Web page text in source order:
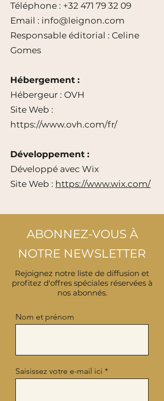
Téléphone : +32 471 79 32 09
Email : info@leignon.com
Responsable éditorial : Celine
Gomes
Hébergement :
Hébergeur : OVH
Site Web :
https://www.ovh.com/fr/
Développement :
Développé avec Wix
Site Web : https://www.wix.com/
ABONNEZ-VOUS À
NOTRE NEWSLETTER
Rejoignez notre liste de diffusion et
profitez d'offres spéciales réservées à
nos abonnés.
Nom et prénom
Saisissez votre e-mail ici